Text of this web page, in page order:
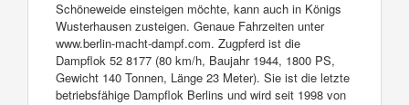
Schöneweide einsteigen möchte, kann auch in Königs
Wusterhausen zusteigen. Genaue Fahrzeiten unter
www.berlin-macht-dampf.com. Zugpferd ist die
Dampflok 52 8177 (80 km/h, Baujahr 1944, 1800 PS,
Gewicht 140 Tonnen, Länge 23 Meter). Sie ist die letzte
betriebsfähige Dampflok Berlins und wird seit 1998 von